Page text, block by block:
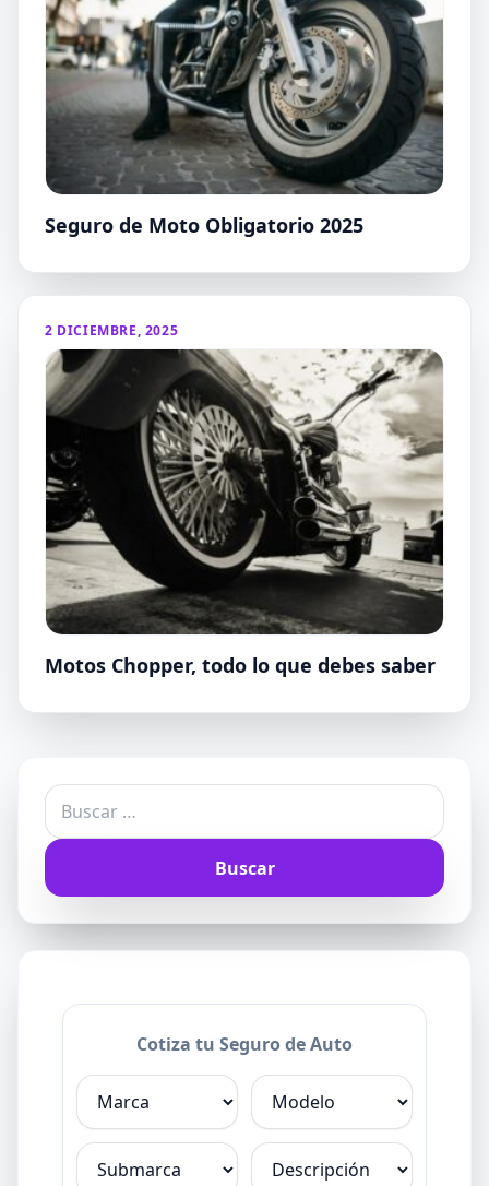
Seguro de Moto Obligatorio 2025
2 DICIEMBRE, 2025
Motos Chopper, todo lo que debes saber
Buscar:
Cotiza tu Seguro de Auto
Marca
Modelo
Submarca Descripción